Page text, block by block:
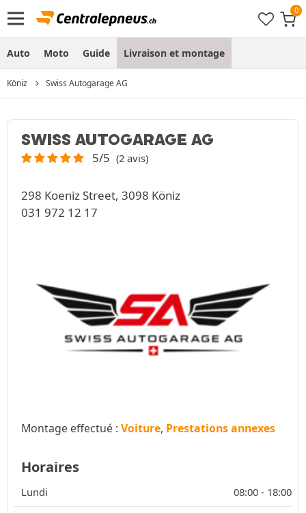
Auto Moto Guide Livraison et montage
Köniz Swiss Autogarage AG
SWISS AUTOGARAGE AG
5/5 (2 avis)
298 Koeniz Street, 3098 Köniz
031 972 12 17
Montage effectué : Voiture, Prestations annexes
Horaires
Lundi 08:00 - 18:00